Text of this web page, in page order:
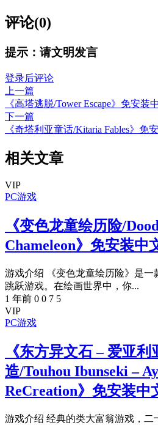
评论(0)
提示：请文明发言
登录后评论
上一篇
《高塔逃脱/Tower Escape》免安装
下一篇
《奇塔利亚童话/Kitaria Fables》免
相关文章
VIP
PC游戏
《变色龙童绘历险/
Chameleon》免安装中
游戏介绍 《变色龙童绘历险》是一
跳跃游戏。在绘画世界中，你...
1 年前 0 0 7 5
VIP
PC游戏
《东方异文石 – 爱亚
造/Touhou Ibunseki –
ReCreation》免安装中
游戏介绍 经典的类大富翁游戏，二